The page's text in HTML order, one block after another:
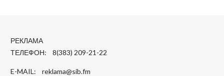
РЕКЛАМА
ТЕЛЕФОН: 8(383) 209-21-22
E-MAIL: reklama@sib.fm